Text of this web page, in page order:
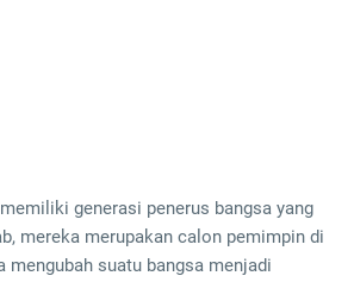
generasi penerus bangsa yang
mereka merupakan calon pemimpin di
mengubah suatu bangsa menjadi